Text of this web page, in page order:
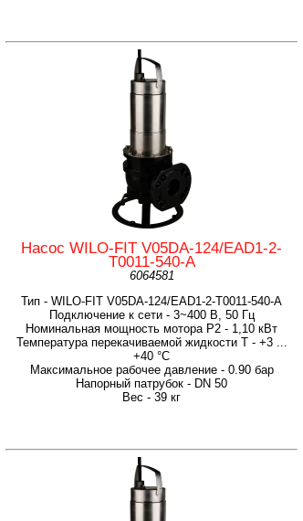
Насос WILO-FIT V05DA-124/EAD1-2-
T0011-540-A
6064581
Тип - WILO-FIT V05DA-124/EAD1-2-T0011-540-A
Подключение к сети - 3~400 В, 50 Гц
Номинальная мощность мотора P2 - 1,10 кВт
Температура перекачиваемой жидкости T - +3 ...
+40 °C
Максимальное рабочее давление - 0.90 бар
Напорный патрубок - DN 50
Вес - 39 кг